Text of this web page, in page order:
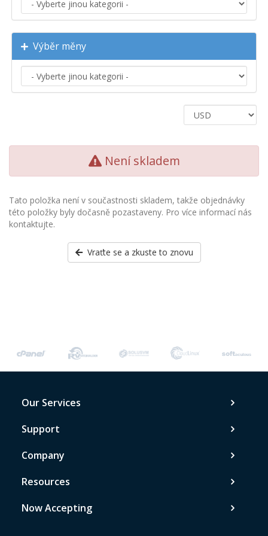
Výběr měny
Není skladem
Tato položka není v součastnosti skladem, takže objednávky
této položky byly dočasně pozastaveny. Pro více informací nás
kontaktujte.
Vraťte se a zkuste to znovu
Our Services
Support
Company
Resources
Now Accepting